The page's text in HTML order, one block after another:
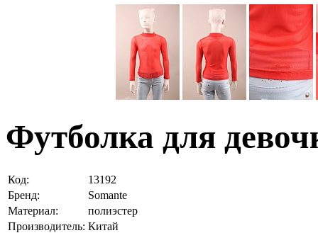
Футболка для
Код:
13192
Бренд:
Somante
Материал:
полиэстер
Производитель: Китай